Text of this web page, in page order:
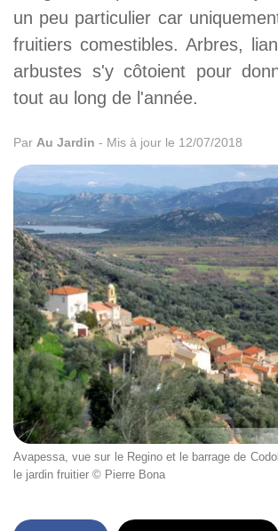
un peu particulier car
fruitiers comestibles. Arbres,
arbustes s'y côtoient pour
tout au long de l'année.
Par Au Jardin - Mis à jour le 12/07/2018
Avapessa, vue sur le Regino et le barrage de
le jardin fruitier © Pierre Bona